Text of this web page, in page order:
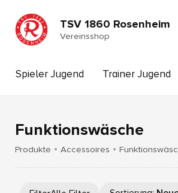
TSV 1860 Rosenheim
Vereinsshop
Spieler Jugend Trainer Jugend
Funktionswäsche
Produkte Accessoires